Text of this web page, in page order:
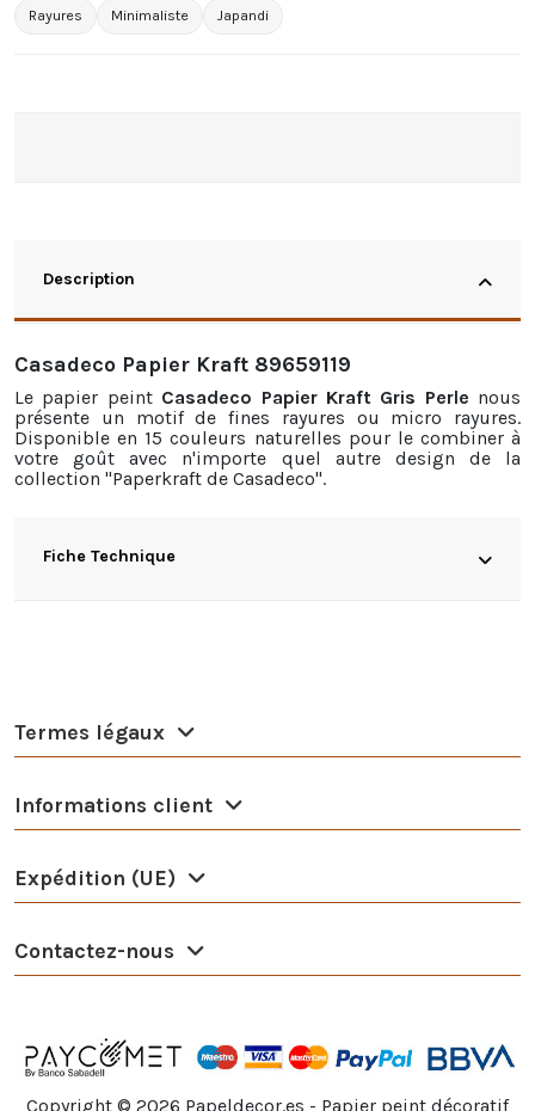
Rayures Minimaliste Japandi
Description
Casadeco Papier Kraft 89659119
Le papier peint Casadeco Papier Kraft Gris Perle nous
présente un motif de fines rayures ou micro rayures.
Disponible en 15 couleurs naturelles pour le combiner à
votre goût avec n'importe quel autre design de la
collection "Paperkraft de Casadeco".
Fiche Technique
Termes légaux
Informations client
Expédition (UE)
Contactez-nous
Copyright © 2026 Papeldecor.es - Papier peint décoratif